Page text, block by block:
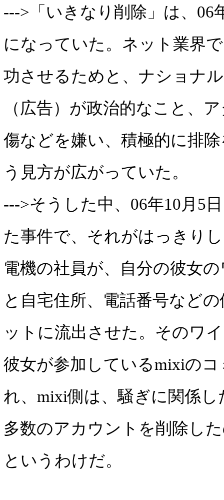
--->「いきなり削除」は、06
になっていた。ネット業界
功させるためと、ナショナ
（広告）が政治的なこと、
傷などを嫌い、積極的に排
う見方が広がっていた。
--->そうした中、06年10月5
た事件で、それがはっきり
電機の社員が、自分の彼女
と自宅住所、電話番号など
ットに流出させた。そのワ
彼女が参加しているmixiの
れ、mixi側は、騒ぎに関係
多数のアカウントを削除し
というわけだ。